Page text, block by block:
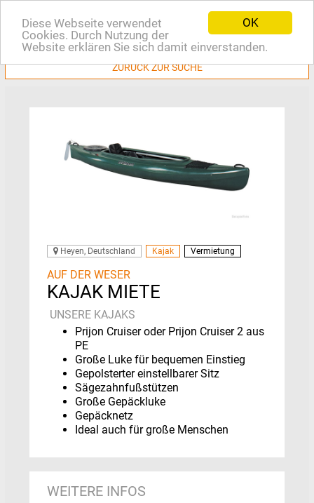
OK
Diese Webseite verwendet
Cookies. Durch Nutzung der
Website erklären Sie sich damit einverstanden.
ZURÜCK ZUR SUCHE
Heyen, Deutschland Kajak Vermietung
AUF DER WESER
KAJAK MIETE
UNSERE KAJAKS
Prijon Cruiser oder Prijon Cruiser 2 aus
PE
Große Luke für bequemen Einstieg
Gepolsterter einstellbarer Sitz
Sägezahnfußstützen
Große Gepäckluke
Gepäcknetz
Ideal auch für große Menschen
WEITERE INFOS